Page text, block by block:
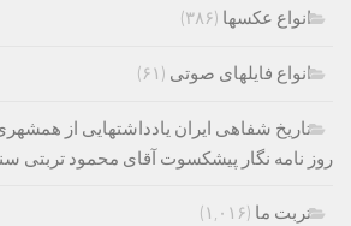
انواع عکسها (۳۸۶)
انواع فایلهای صوتی (۶۱)
تاریخ شفاهی ایران یادداشتهایی از
روز نامه نگار پیشکسوت آقای محمود تربتی
تربت ما (۱,۰۱۶)